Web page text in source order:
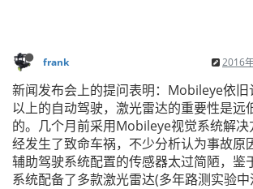
frank 2016
新闻发布会上的提问表明：Mobileye依旧
以上的自动驾驶，激光雷达的重要性是远
的。几个月前采用Mobileye视觉系统解
经发生了致命车祸，不少分析认为事故原
辅助驾驶系统配置的传感器太过简陋，鉴
系统配备了多款激光雷达(多年路测实验